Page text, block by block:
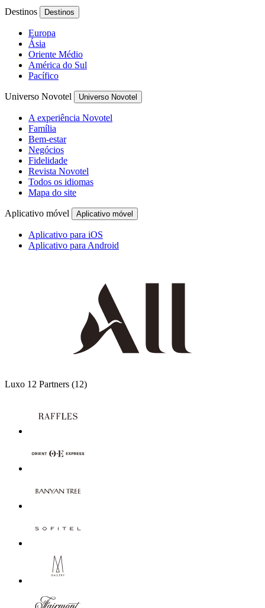
Destinos Destinos
Europa
Ásia
Oriente Médio
América do Sul
Pacífico
Universo Novotel Universo Novotel
A experiência Novotel
Família
Bem-estar
Negócios
Fidelidade
Revista Novotel
Todos os idiomas
Mapa do site
Aplicativo móvel Aplicativo móvel
Aplicativo para iOS
Aplicativo para Android
Luxo 12 Partners (12)